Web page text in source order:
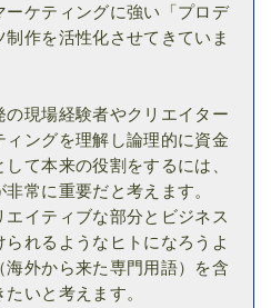
ケティングに強い「プロデ
作を活性化させてきていま
の現場経験者やクリエイター
ングを理解し論理的に資金
て本来の役割をするには、
常に重要だと考えます。
イティブな部分とビジネス
れるようなヒトになろうよ
外から来た専門用語）を含
いと考えます。